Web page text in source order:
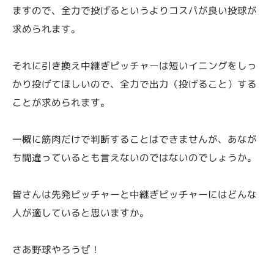
ますので、全力で投げるというよりコスパが良い投球が
求められます。
それに引き換え中継ぎピッチャーは短いイニングをしっ
かり投げてほしいので、全力で出力（投げること）する
ことが求められます。
一概に筋肉だけで判断することはできませんが、あなが
ち間違っているとも言えないのではないのでしょうか。
皆さんは先発ピッチャーと中継ぎピッチャーにはどんな
人が適していると思いますか。
さあ野球やろうぜ！